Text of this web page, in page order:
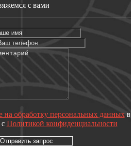
с вами
на обработку персональных данныхв
Политикой конфиденциальности
Отправить запрос